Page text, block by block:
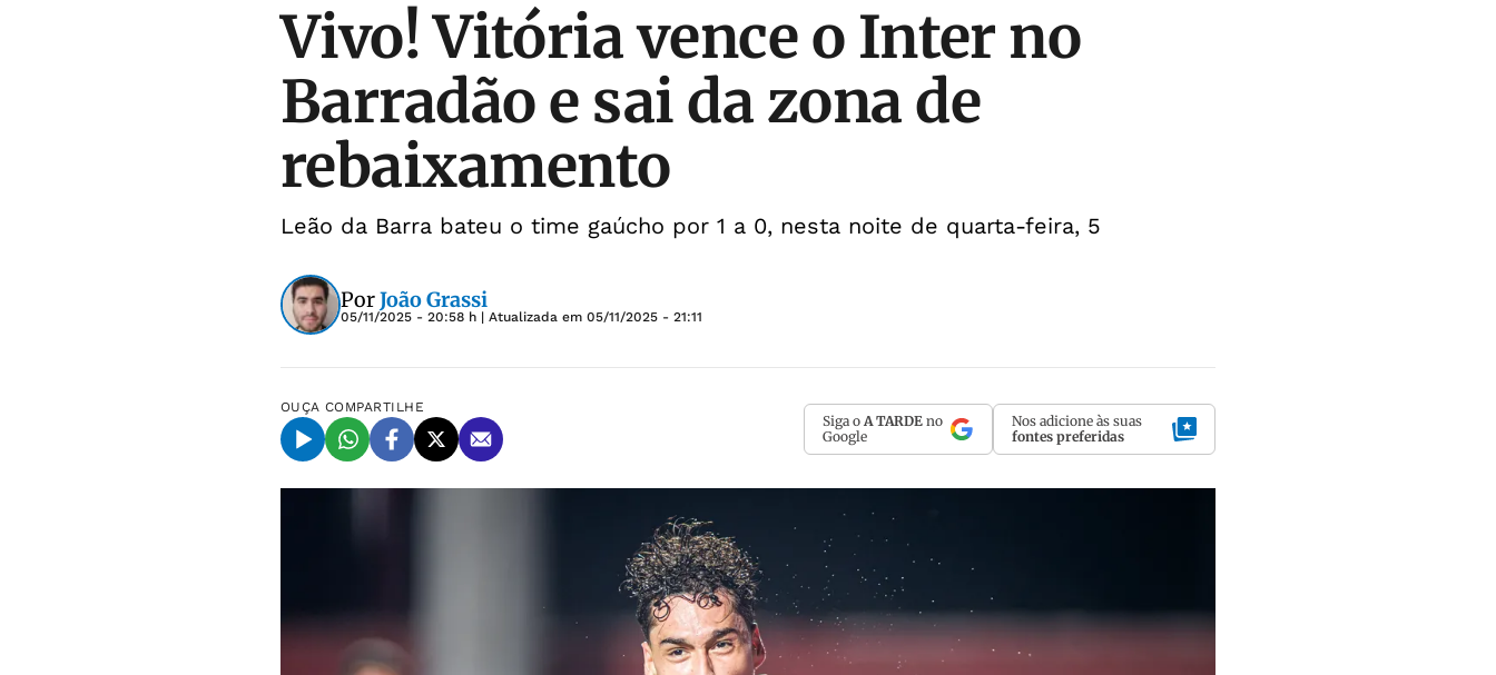
Vivo! Vitória vence o Inter no
Barradão e sai da zona de
rebaixamento
Leão da Barra bateu o time gaúcho por 1 a 0, nesta noite de quarta-feira, 5
PorJoão Grassi
05/11/2025 - 20:58 h | Atualizada em 05/11/2025 - 21:11
OUÇA COMPARTILHE
Siga o A TARDE no
Google
Nos adicione às suas
fontes preferidas